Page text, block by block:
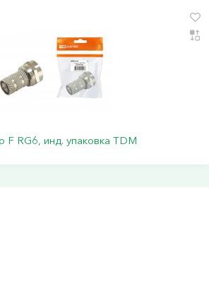
F RG6, инд. упаковка TDM